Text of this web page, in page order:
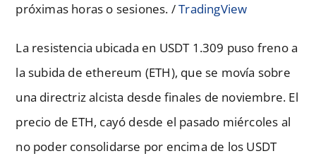
próximas horas o sesiones. /TradingView
La resistencia ubicada en USDT 1.309 puso freno a
la subida de ethereum (ETH), que se movía sobre
una directriz alcista desde finales de noviembre. El
precio de ETH, cayó desde el pasado miércoles al
no poder consolidarse por encima de los USDT